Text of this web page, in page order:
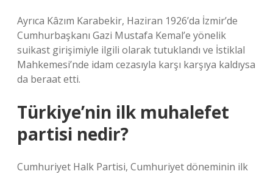
Ayrıca Kâzım Karabekir, Haziran 1926’da İzmir’de
Cumhurbaşkanı Gazi Mustafa Kemal’e yönelik
suikast girişimiyle ilgili olarak tutuklandı ve İstiklal
Mahkemesi’nde idam cezasıyla karşı karşıya kaldıysa
da beraat etti.
Türkiye’nin ilk muhalefet
partisi nedir?
Cumhuriyet Halk Partisi, Cumhuriyet döneminin ilk